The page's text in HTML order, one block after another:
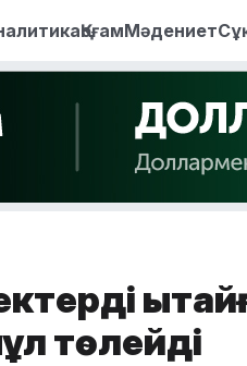
ҚоғамМәдениет
төлейді